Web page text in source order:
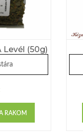
Levél (50g)
RAKOM